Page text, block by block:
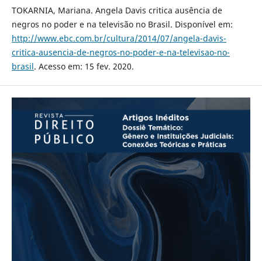
TOKARNIA, Mariana. Angela Davis critica ausência de
negros no poder e na televisão no Brasil. Disponível em:
http://www.ebc.com.br/cultura/2014/07/angela-davis-
critica-ausencia-de-negros-no-poder-e-na-televisao-no-
brasil. Acesso em: 15 fev. 2020.